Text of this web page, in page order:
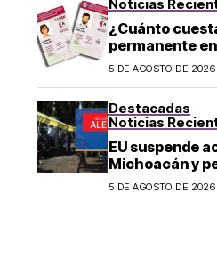
Noticias
¿Cuánto
permanente
Costo y fecha
5 DE AGOSTO DE 2026
Destacadas
Noticias
EU suspende
Michoacán y
exportación de
5 DE AGOSTO DE 2026